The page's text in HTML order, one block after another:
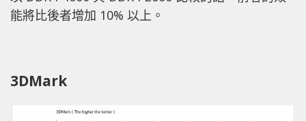
能將比後者增加 10% 以上。
3DMark